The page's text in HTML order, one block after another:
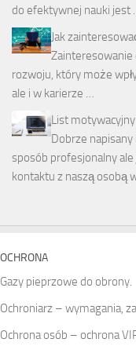
do efektywnej nauki jest
Jak
Zainteresowanie
rozwoju, który może
ale i w karierze …
List
Dobrze
sposób profesjonalny
kontaktu z naszą osobą
OCHRONA
Gazy pieprzowe do obrony.
Ochroniarz – wymagania,
Ochrona osób – ochrona